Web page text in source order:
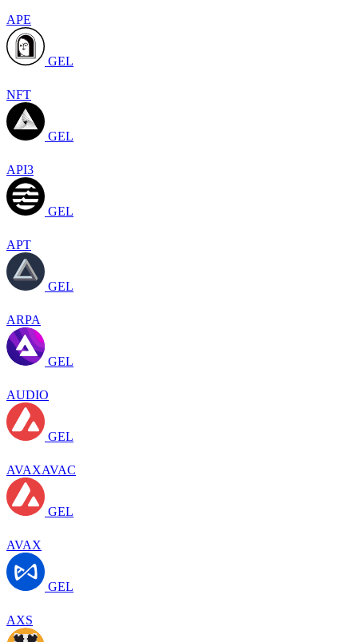
APE
GEL
NFT
GEL
API3
GEL
APT
GEL
ARPA
GEL
AUDIO
GEL
AVAXAVAC
GEL
AVAX
GEL
AXS